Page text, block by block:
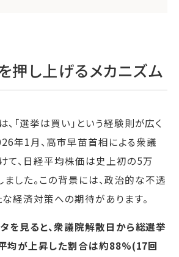
押し上げるメカニズム
「選挙は買い」という経験則が広く
年1月、高市早苗首相による衆議
て、日経平均株価は史上初の5万
した。この背景には、政治的な不透
経済対策への期待があります。
を見ると、衆議院解散日から総選挙
均が上昇した割合は約88%(17回